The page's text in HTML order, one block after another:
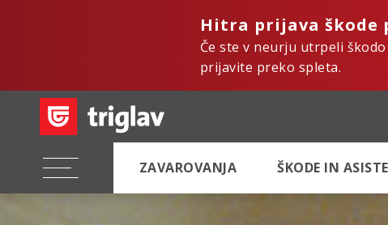
Hitra prijava škode
Če ste v neurju utrpeli
prijavite preko spleta.
ZAVAROVANJA ŠKODE IN